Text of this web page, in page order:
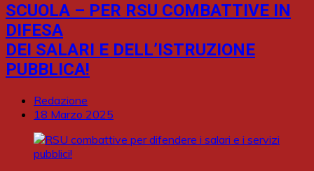
SCUOLA – PER RSU COMBATTIVE IN
DIFESA
DEI SALARI E DELL’ISTRUZIONE
PUBBLICA!
Redazione
18 Marzo 2025